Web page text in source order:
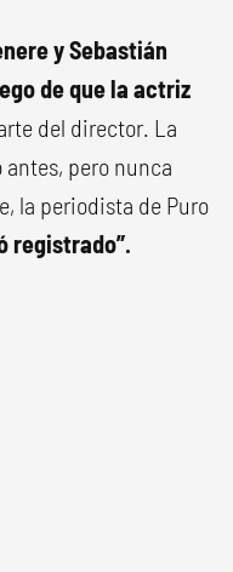
y Sebastián
de que la actriz
del director. La
pero nunca
la periodista de Puro
registrado”.